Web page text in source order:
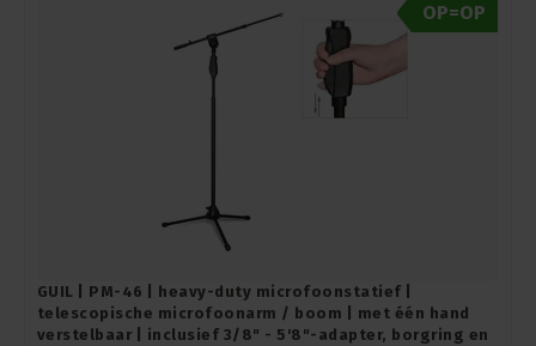
OP=OP
GUIL | PM-46 | heavy-duty microfoonstatief |
telescopische microfoonarm / boom | met één hand
verstelbaar | inclusief 3/8" - 5'8"-adapter, borgring en